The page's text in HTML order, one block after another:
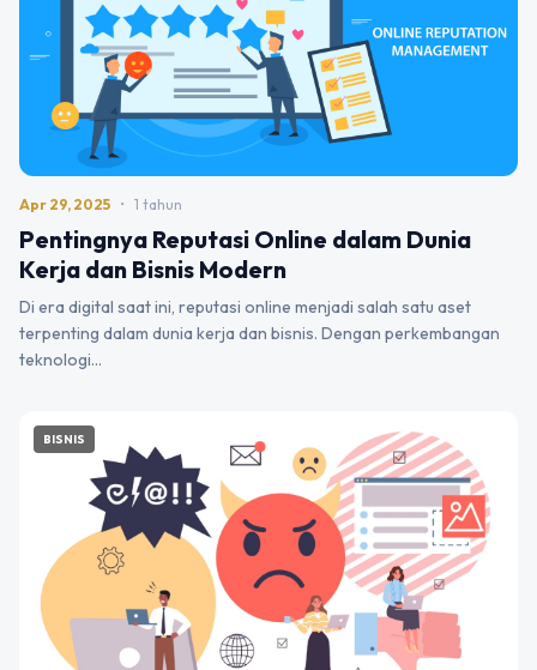
Apr 29, 2025 • 1 tahun
Pentingnya Reputasi Online dalam Dunia
Kerja dan Bisnis Modern
Di era digital saat ini, reputasi online menjadi salah satu aset
terpenting dalam dunia kerja dan bisnis. Dengan perkembangan
teknologi…
BISNIS